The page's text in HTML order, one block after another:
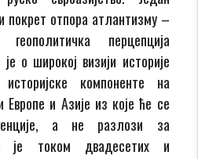
покрет отпора атлантизму –
перцепција
о широкој визији историје
компоненте на
Европе и Азије из које ће се
а не разлози за
је током двадесетих и